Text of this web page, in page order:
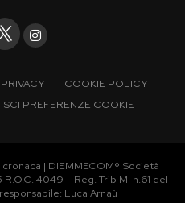
PRIVACY
COOKIE POLICY
PREFERENZE COOKIE
| DIEMMECOM® Società
4049 – Reg. Trib MI n.61 del
Luca Arnaù